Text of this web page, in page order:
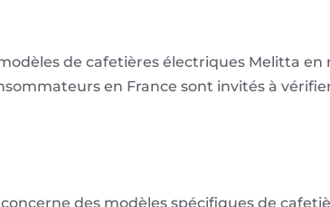
de cafetières électriques Melitta en
en France sont invités à
des modèles spécifiques de